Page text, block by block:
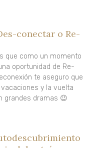
conectar o Re-
que como un momento
oportunidad de Re-
te aseguro que
y la vuelta
grandes dramas 😉